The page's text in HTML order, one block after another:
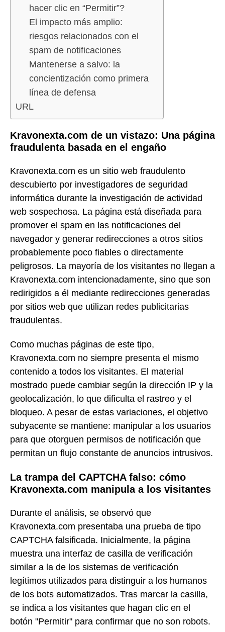
hacer clic en “Permitir”?
El impacto más amplio:
riesgos relacionados con el
spam de notificaciones
Mantenerse a salvo: la
concientización como primera
línea de defensa
URL
Kravonexta.com de un vistazo: Una página
fraudulenta basada en el engaño
Kravonexta.com es un sitio web fraudulento
descubierto por investigadores de seguridad
informática durante la investigación de actividad
web sospechosa. La página está diseñada para
promover el spam en las notificaciones del
navegador y generar redirecciones a otros sitios
probablemente poco fiables o directamente
peligrosos. La mayoría de los visitantes no llegan a
Kravonexta.com intencionadamente, sino que son
redirigidos a él mediante redirecciones generadas
por sitios web que utilizan redes publicitarias
fraudulentas.
Como muchas páginas de este tipo,
Kravonexta.com no siempre presenta el mismo
contenido a todos los visitantes. El material
mostrado puede cambiar según la dirección IP y la
geolocalización, lo que dificulta el rastreo y el
bloqueo. A pesar de estas variaciones, el objetivo
subyacente se mantiene: manipular a los usuarios
para que otorguen permisos de notificación que
permitan un flujo constante de anuncios intrusivos.
La trampa del CAPTCHA falso: cómo
Kravonexta.com manipula a los visitantes
Durante el análisis, se observó que
Kravonexta.com presentaba una prueba de tipo
CAPTCHA falsificada. Inicialmente, la página
muestra una interfaz de casilla de verificación
similar a la de los sistemas de verificación
legítimos utilizados para distinguir a los humanos
de los bots automatizados. Tras marcar la casilla,
se indica a los visitantes que hagan clic en el
botón "Permitir" para confirmar que no son robots.